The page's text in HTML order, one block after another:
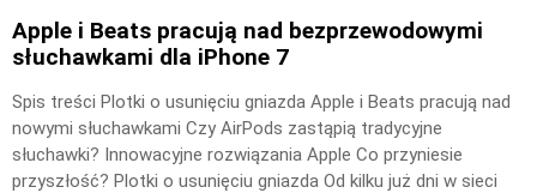
Apple i Beats pracują nad bezprzewodowymi
słuchawkami dla iPhone 7
Spis treści Plotki o usunięciu gniazda Apple i Beats pracują nad
nowymi słuchawkami Czy AirPods zastąpią tradycyjne
słuchawki? Innowacyjne rozwiązania Apple Co przyniesie
przyszłość? Plotki o usunięciu gniazda Od kilku już dni w sieci